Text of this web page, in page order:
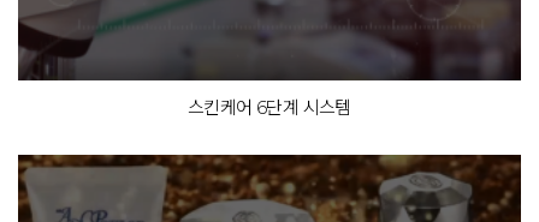
스킨케어 6단계 시스템